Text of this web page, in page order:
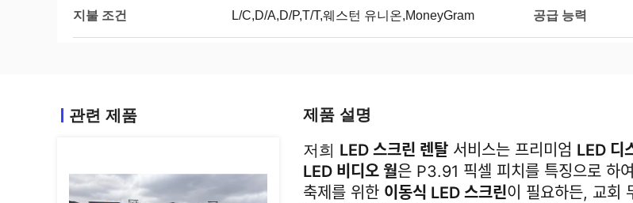
지불 조건 L/C,D/A,D/P,T/T,웨스턴 유니온,MoneyGram 공급 능력
관련 제품 제품 설명
저희 LED 스크린 렌탈 서비스는 프리미엄 LED 디
LED 비디오 월은 P3.91 픽셀 피치를 특징으로 하여
축제를 위한 이동식 LED 스크린이 필요하든, 교회